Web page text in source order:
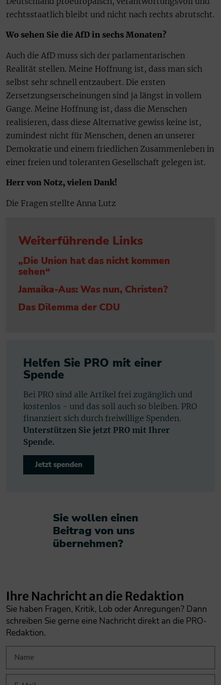
rechtsstaatlich bleibt und nicht nach rechts abrutscht.
Wo sehen Sie die AfD in sechs Monaten?
Auch die AfD muss sich der parlamentarischen
Realität stellen. Meine Hoffnung ist, dass man sich
selbst sehr schnell entzaubert. Die ersten
Zersetzungserscheinungen sind ja längst in vollem
Gange. Meine Hoffnung ist, dass die Menschen
realisieren, dass diese Alternative gewiss keine ist,
zumindest nicht für Menschen, denen an unserer
Demokratie und einem friedlichen Zusammenleben in
einer freien und toleranten Gesellschaft gelegen ist.
Herr von Notz, vielen Dank!
Die Fragen stellte Anna Lutz
Weiterführende Links
„Die Union hat das nicht kommen
sehen“
Jamaika-Aus: Was nun, Christen?
Das Dilemma der CDU
Helfen Sie PRO mit einer
Spende
Bei PRO sind alle Artikel frei zugänglich und
kostenlos - und das soll auch so bleiben. PRO
finanziert sich durch freiwillige Spenden.
Unterstützen Sie jetzt PRO mit Ihrer
Spende.
Jetzt spenden
Sie wollen einen
Beitrag von uns
übernehmen?​
Ihre Nachricht an die Redaktion
Sie haben Fragen, Kritik, Lob oder Anregungen? Dann
schreiben Sie gerne eine Nachricht direkt an die PRO-
Redaktion.